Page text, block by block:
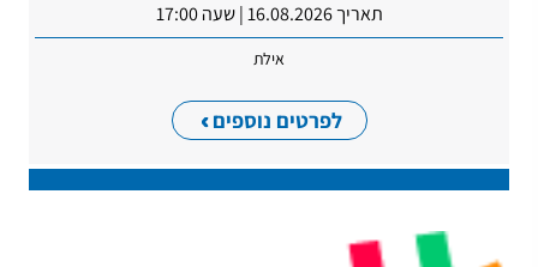
תאריך 16.08.2026 | שעה 17:00
אילת
לפרטים נוספים